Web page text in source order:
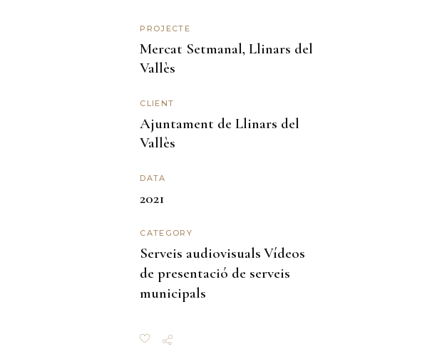
PROJECTE
Mercat Setmanal, Llinars del
Vallès
CLIENT
Ajuntament de Llinars del
Vallès
DATA
2021
CATEGORY
Serveis audiovisuals Vídeos
de presentació de serveis
municipals